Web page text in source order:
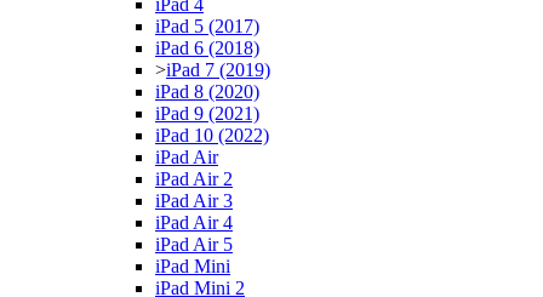
iPad 4
iPad 5 (2017)
iPad 6 (2018)
>iPad 7 (2019)
iPad 8 (2020)
iPad 9 (2021)
iPad 10 (2022)
iPad Air
iPad Air 2
iPad Air 3
iPad Air 4
iPad Air 5
iPad Mini
iPad Mini 2